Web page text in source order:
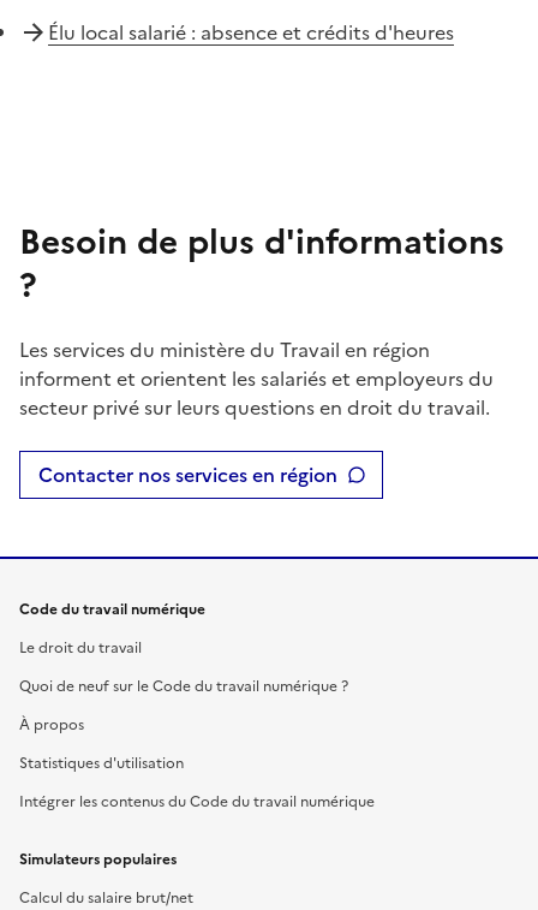
Élu local salarié : absence et crédits d'heures
Besoin de plus d'informations
?
Les services du ministère du Travail en région
informent et orientent les salariés et employeurs du
secteur privé sur leurs questions en droit du travail.
Contacter nos services en région
Code du travail numérique
Le droit du travail
Quoi de neuf sur le Code du travail numérique ?
À propos
Statistiques d'utilisation
Intégrer les contenus du Code du travail numérique
Simulateurs populaires
Calcul du salaire brut/net